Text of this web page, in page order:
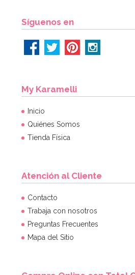
Síguenos en
My Karamelli
Inicio
Quiénes Somos
Tienda Física
Atención al Cliente
Contacto
Trabaja con nosotros
Preguntas Frecuentes
Mapa del Sitio